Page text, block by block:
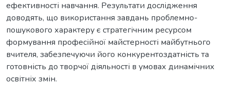
ефективності навчання. Результати дослідження
доводять, що використання завдань проблемно-
пошукового характеру є стратегічним ресурсом
формування професійної майстерності майбутнього
вчителя, забезпечуючи його конкурентоздатність та
готовність до творчої діяльності в умовах динамічних
освітніх змін.